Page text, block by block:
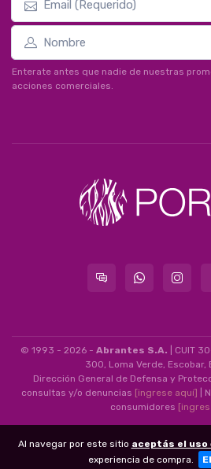
Enterate antes que nadie de nuestras
acciones comerciales.
© 1993 - 2026 - Abrantes S.A. | CUIT
300, Loma Verde, Escobar,
Dirección General de Defensa y
consultas y/o denuncias [ingrese aquí]
|
consumidores
Al navegar por este sitio aceptás el uso
experiencia de compra.